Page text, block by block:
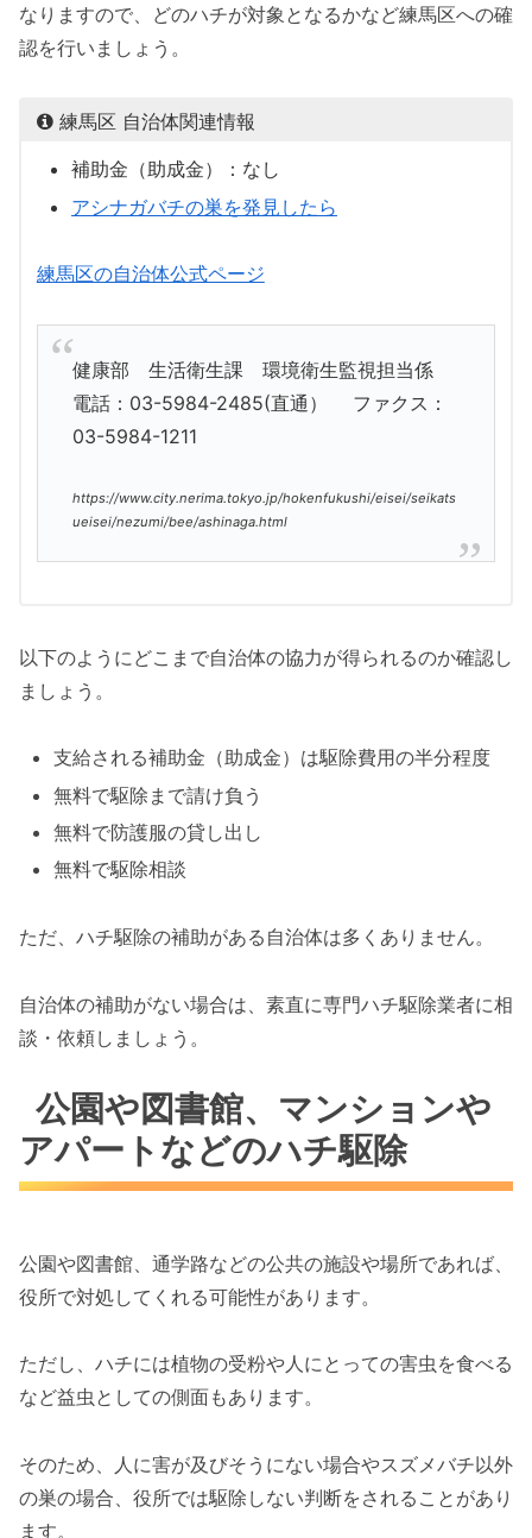
なりますので、どのハチが対象となるかなど練馬区への確
認を行いましょう。
練馬区 自治体関連情報
補助金（助成金）：なし
アシナガバチの巣を発見したら
練馬区の自治体公式ページ
健康部 生活衛生課 環境衛生監視担当係
電話：03-5984-2485(直通） ファクス：
03-5984-1211
https://www.city.nerima.tokyo.jp/hokenfukushi/eisei/seikats
ueisei/nezumi/bee/ashinaga.html
以下のようにどこまで自治体の協力が得られるのか確認し
ましょう。
支給される補助金（助成金）は駆除費用の半分程度
無料で駆除まで請け負う
無料で防護服の貸し出し
無料で駆除相談
ただ、ハチ駆除の補助がある自治体は多くありません。
自治体の補助がない場合は、素直に専門ハチ駆除業者に相
談・依頼しましょう。
公園や図書館、マンションや
アパートなどのハチ駆除
公園や図書館、通学路などの公共の施設や場所であれば、
役所で対処してくれる可能性があります。
ただし、ハチには植物の受粉や人にとっての害虫を食べる
など益虫としての側面もあります。
そのため、人に害が及びそうにない場合やスズメバチ以外
の巣の場合、役所では駆除しない判断をされることがあり
ます。